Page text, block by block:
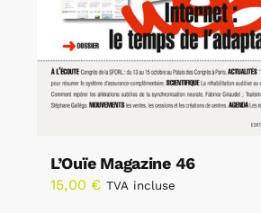
L’Ouïe Magazine 46
15,00 € TVA incluse